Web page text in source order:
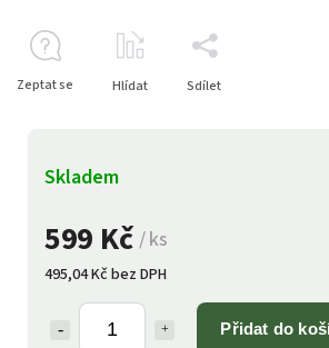
599 Kč / ks
495,04 Kč bez DPH
Přidat do
Skladem
Zeptat se Hlídat Sdílet